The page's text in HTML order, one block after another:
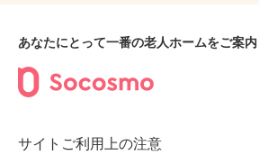
あなたにとって一番の老人ホームをご案内
サイトご利用上の注意